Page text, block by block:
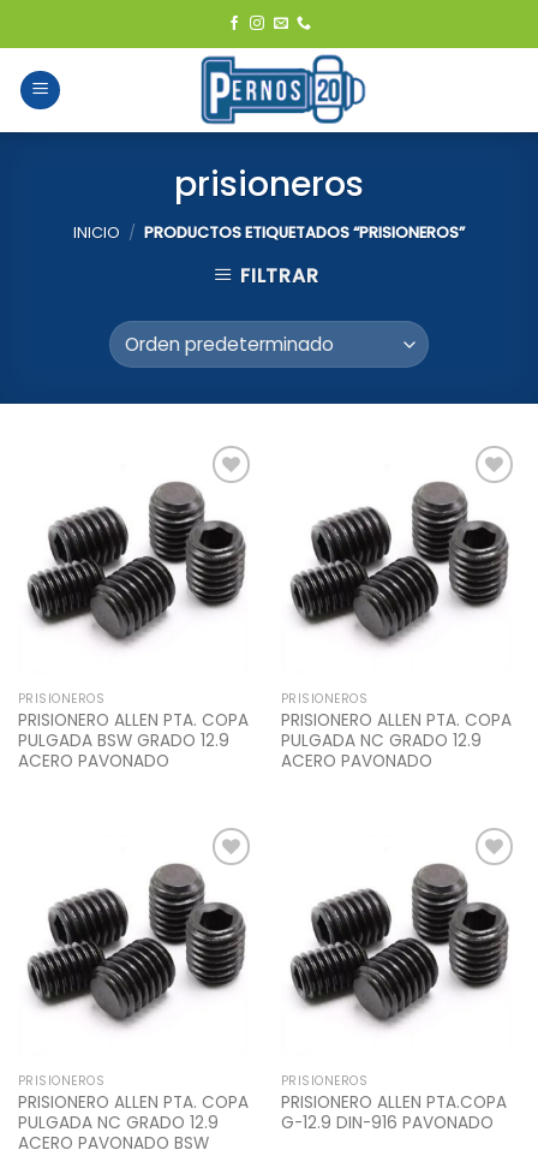
to
content
prisioneros
INICIO / PRODUCTOS ETIQUETADOS “PRISIONEROS”
FILTRAR
Add to
Wishlist
PRISIONEROS
PRISIONERO ALLEN PTA. COPA
PULGADA BSW GRADO 12.9
ACERO PAVONADO
Add to
Wishlist
PRISIONEROS
PRISIONERO ALLEN PTA. COPA
PULGADA NC GRADO 12.9
ACERO PAVONADO
Add to
Wishlist
PRISIONEROS
PRISIONERO ALLEN PTA. COPA
PULGADA NC GRADO 12.9
ACERO PAVONADO BSW
Add to
Wishlist
PRISIONEROS
PRISIONERO ALLEN PTA.COPA
G-12.9 DIN-916 PAVONADO